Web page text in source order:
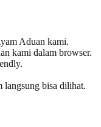
Aduan kami.
kami dalam browser.
langsung bisa dilihat.